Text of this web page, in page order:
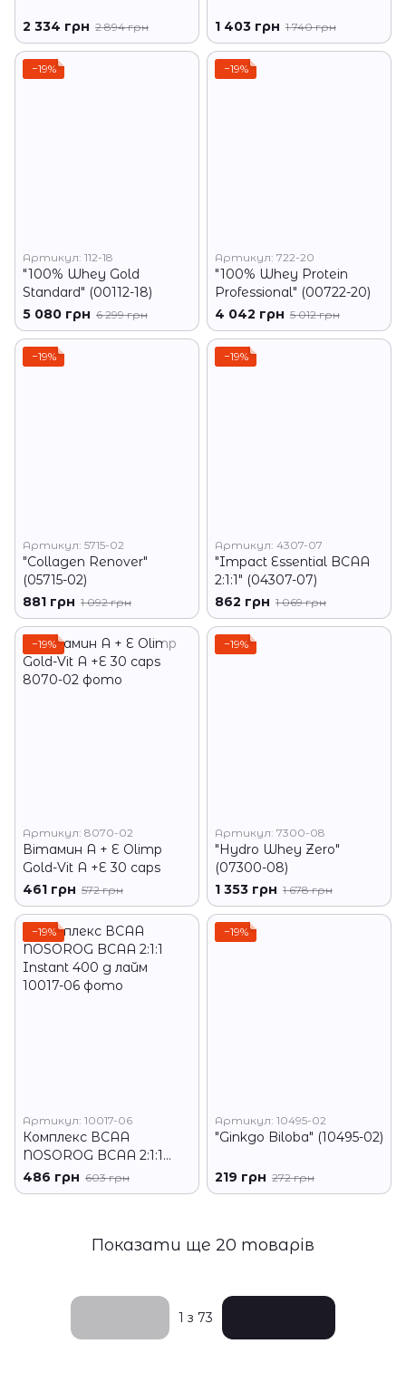
2 334 грн 2 894 грн 1 403 грн 1 740 грн
−19%
Артикул: 112-18
"100% Whey Gold
Standard" (00112-18)
5 080 грн 6 299 грн
−19%
Артикул: 722-20
"100% Whey Protein
Professional" (00722-20)
4 042 грн 5 012 грн
−19%
Артикул: 5715-02
"Collagen Renover"
(05715-02)
881 грн 1 092 грн
−19%
Артикул: 4307-07
"Impact Essential BCAA
2:1:1" (04307-07)
862 грн 1 069 грн
−19%
Артикул: 8070-02
Вітамин А + Е Olimp
Gold-Vit A +E 30 caps
461 грн 572 грн
−19%
Артикул: 7300-08
"Hydro Whey Zero"
(07300-08)
1 353 грн 1 678 грн
−19%
Артикул: 10017-06
Комплекс ВСАА
NOSOROG BCAA 2:1:1
Instant 400 g лайм
486 грн 603 грн
−19%
Артикул: 10495-02
"Ginkgo Biloba" (10495-02)
219 грн 272 грн
Показати ще 20 товарів
1 з 73